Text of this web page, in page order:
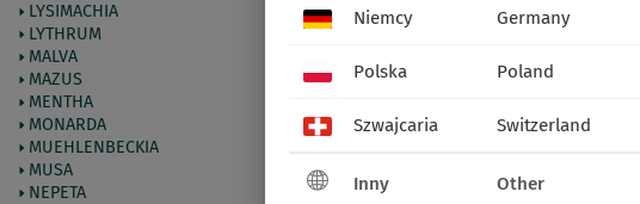
LYSIMACHIA
LYTHRUM
MALVA
MAZUS
MENTHA
MONARDA
MUEHLENBECKIA
MUSA
NEPETA
Niemcy Germany
Polska Poland
Szwajcaria Switzerland
Inny Other